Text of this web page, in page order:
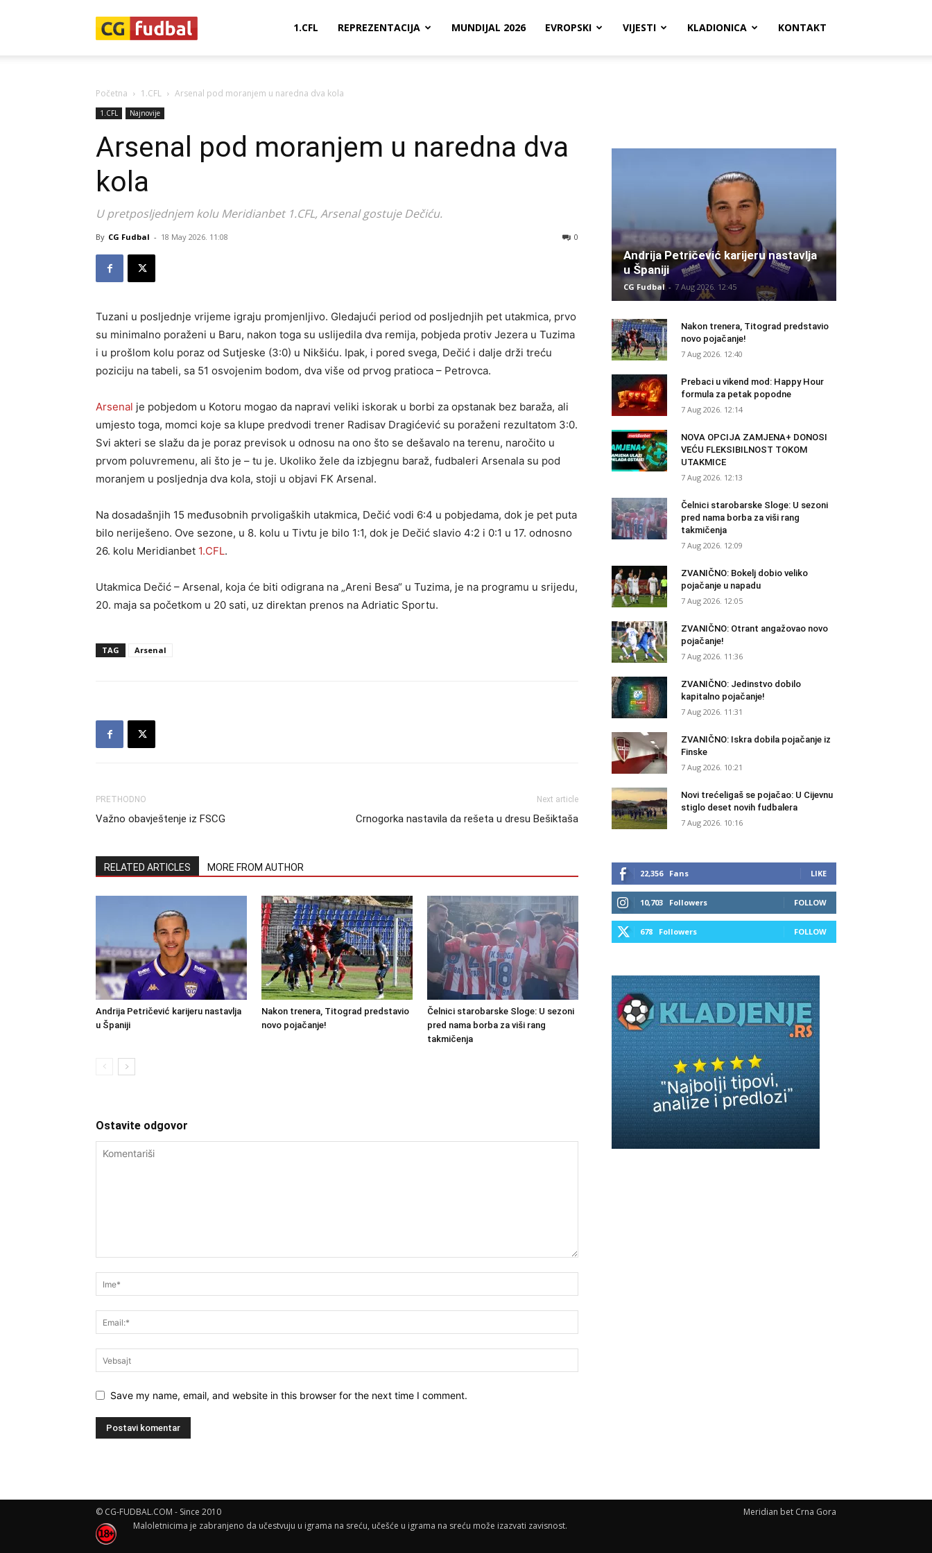
1.CFL REPREZENTACIJA MUNDIJAL 2026 EVROPSKI VIJESTI KLADIONICA KONTAKT
Početna 1.CFL Arsenal pod moranjem u naredna dva kola
1.CFL Najnovije
Arsenal pod moranjem u naredna dva
kola
U pretposljednjem kolu Meridianbet 1.CFL, Arsenal gostuje Dečiću.
By CG Fudbal - 18 May 2026. 11:08 0
Tuzani u posljednje vrijeme igraju promjenljivo. Gledajući period od posljednjih pet utakmica, prvo
su minimalno poraženi u Baru, nakon toga su uslijedila dva remija, pobjeda protiv Jezera u Tuzima
i u prošlom kolu poraz od Sutjeske (3:0) u Nikšiću. Ipak, i pored svega, Dečić i dalje drži treću
poziciju na tabeli, sa 51 osvojenim bodom, dva više od prvog pratioca – Petrovca.
Arsenal je pobjedom u Kotoru mogao da napravi veliki iskorak u borbi za opstanak bez baraža, ali
umjesto toga, momci koje sa klupe predvodi trener Radisav Dragićević su poraženi rezultatom 3:0.
Svi akteri se slažu da je poraz previsok u odnosu na ono što se dešavalo na terenu, naročito u
prvom poluvremenu, ali što je – tu je. Ukoliko žele da izbjegnu baraž, fudbaleri Arsenala su pod
moranjem u posljednja dva kola, stoji u objavi FK Arsenal.
Na dosadašnjih 15 međusobnih prvoligaških utakmica, Dečić vodi 6:4 u pobjedama, dok je pet puta
bilo neriješeno. Ove sezone, u 8. kolu u Tivtu je bilo 1:1, dok je Dečić slavio 4:2 i 0:1 u 17. odnosno
26. kolu Meridianbet 1.CFL.
Utakmica Dečić – Arsenal, koja će biti odigrana na „Areni Besa“ u Tuzima, je na programu u srijedu,
20. maja sa početkom u 20 sati, uz direktan prenos na Adriatic Sportu.
TAG Arsenal
PRETHODNO
Važno obavještenje iz FSCG
Next article
Crnogorka nastavila da rešeta u dresu Bešiktaša
RELATED ARTICLES MORE FROM AUTHOR
Andrija Petričević karijeru nastavlja
u Španiji
Nakon trenera, Titograd predstavio
novo pojačanje!
Čelnici starobarske Sloge: U sezoni
pred nama borba za viši rang
takmičenja
Ostavite odgovor
Save my name, email, and website in this browser for the next time I comment.
Andrija Petričević karijeru nastavlja
u Španiji
CG Fudbal - 7 Aug 2026. 12:45
Nakon trenera, Titograd predstavio
novo pojačanje!
7 Aug 2026. 12:40
Prebaci u vikend mod: Happy Hour
formula za petak popodne
7 Aug 2026. 12:14
NOVA OPCIJA ZAMJENA+ DONOSI
VEĆU FLEKSIBILNOST TOKOM
UTAKMICE
7 Aug 2026. 12:13
Čelnici starobarske Sloge: U sezoni
pred nama borba za viši rang
takmičenja
7 Aug 2026. 12:09
ZVANIČNO: Bokelj dobio veliko
pojačanje u napadu
7 Aug 2026. 12:05
ZVANIČNO: Otrant angažovao novo
pojačanje!
7 Aug 2026. 11:36
ZVANIČNO: Jedinstvo dobilo
kapitalno pojačanje!
7 Aug 2026. 11:31
ZVANIČNO: Iskra dobila pojačanje iz
Finske
7 Aug 2026. 10:21
Novi trećeligaš se pojačao: U Cijevnu
stiglo deset novih fudbalera
7 Aug 2026. 10:16
22,356 Fans LIKE
10,703 Followers FOLLOW
678 Followers FOLLOW
Meridian bet Crna Gora
© CG-FUDBAL.COM - Since 2010
Maloletnicima je zabranjeno da učestvuju u igrama na sreću, učešće u igrama na sreću može izazvati zavisnost.